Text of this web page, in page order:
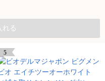
れる
5